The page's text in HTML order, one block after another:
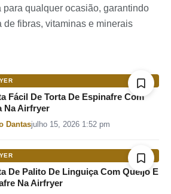
para qualquer ocasião, garantindo
de fibras, vitaminas e minerais
Fácil De Torta De Espinafre Com
Na Airfryer
Dantasjulho 15, 2026 1:52 pm
De Palito De Linguiça Com Queijo E
Na Airfryer